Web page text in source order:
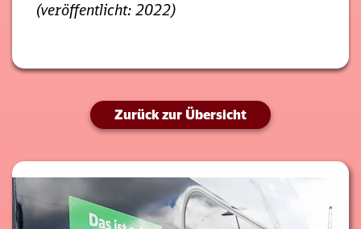
(veröffentlicht: 2022)
Zurück zur Übersicht